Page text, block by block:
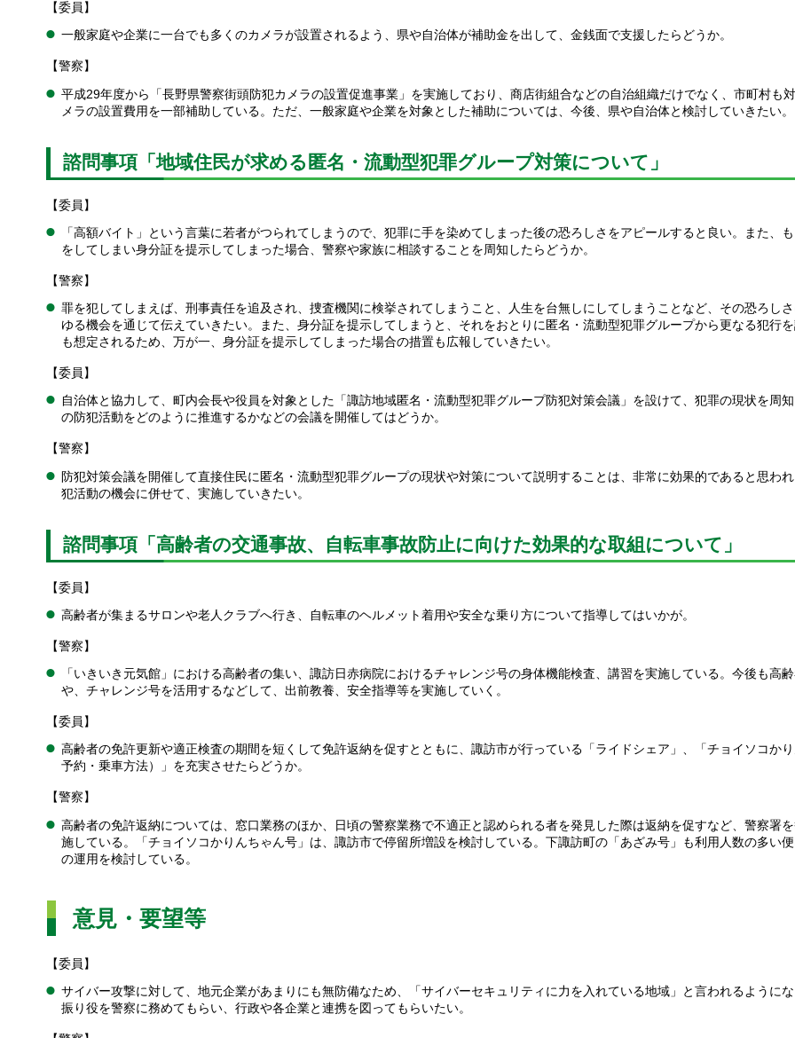
【委員】
一般家庭や企業に一台でも多くのカメラが設置されるよう、県や自治体が補助金を出して、金銭面で支援したらどうか。
【警察】
平成29年度から「長野県警察街頭防犯カメラの設置促進事業」を実施しており、商店街組合などの自治組織だけでなく、市町村も
メラの設置費用を一部補助している。ただ、一般家庭や企業を対象とした補助については、今後、県や自治体と検討していきたい。
諮問事項「地域住民が求める匿名・流動型犯罪グループ対策について」
【委員】
「高額バイト」という言葉に若者がつられてしまうので、犯罪に手を染めてしまった後の恐ろしさをアピールすると良い。また、
をしてしまい身分証を提示してしまった場合、警察や家族に相談することを周知したらどうか。
【警察】
罪を犯してしまえば、刑事責任を追及され、捜査機関に検挙されてしまうこと、人生を台無しにしてしまうことなど、その恐ろし
ゆる機会を通じて伝えていきたい。また、身分証を提示してしまうと、それをおとりに匿名・流動型犯罪グループから更なる犯行
も想定されるため、万が一、身分証を提示してしまった場合の措置も広報していきたい。
【委員】
自治体と協力して、町内会長や役員を対象とした「諏訪地域匿名・流動型犯罪グループ防犯対策会議」を設けて、犯罪の現状を周
の防犯活動をどのように推進するかなどの会議を開催してはどうか。
【警察】
防犯対策会議を開催して直接住民に匿名・流動型犯罪グループの現状や対策について説明することは、非常に効果的であると思わ
犯活動の機会に併せて、実施していきたい。
諮問事項「高齢者の交通事故、自転車事故防止に向けた効果的な取組について」
【委員】
高齢者が集まるサロンや老人クラブへ行き、自転車のヘルメット着用や安全な乗り方について指導してはいかが。
【警察】
「いきいき元気館」における高齢者の集い、諏訪日赤病院におけるチャレンジ号の身体機能検査、講習を実施している。今後も高
や、チャレンジ号を活用するなどして、出前教養、安全指導等を実施していく。
【委員】
高齢者の免許更新や適正検査の期間を短くして免許返納を促すとともに、諏訪市が行っている「ライドシェア」、「チョイソコか
予約・乗車方法）」を充実させたらどうか。
【警察】
高齢者の免許返納については、窓口業務のほか、日頃の警察業務で不適正と認められる者を発見した際は返納を促すなど、警察署
施している。「チョイソコかりんちゃん号」は、諏訪市で停留所増設を検討している。下諏訪町の「あざみ号」も利用人数の多い
の運用を検討している。
意見・要望等
【委員】
サイバー攻撃に対して、地元企業があまりにも無防備なため、「サイバーセキュリティに力を入れている地域」と言われるように
振り役を警察に務めてもらい、行政や各企業と連携を図ってもらいたい。